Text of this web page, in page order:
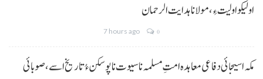
اولیکو اولیت ءِ،مولانا ہدایت الرحمان
7 hours ago 0
مکہ اسیجائی دفاعی معاہدہ امتِ مسلمہ نا سیوت نا پوسکن ءُ تاریخ اسے، صوبائی